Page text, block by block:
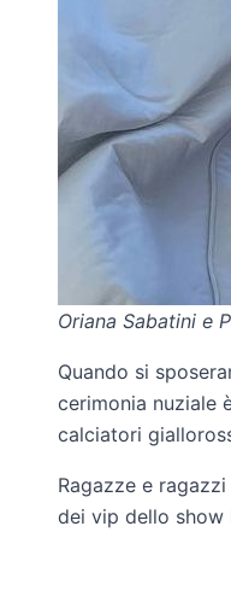
Oriana Sabatini e
Quando si
cerimonia nuziale
calciatori
Ragazze e
dei vip dello show